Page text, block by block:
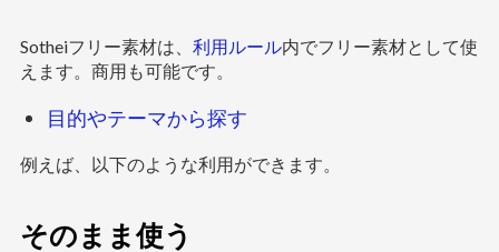
Sotheiフリー素材は、 利用ルール内でフリー素材として使
えます。商用も可能です。
目的やテーマから探す
例えば、以下のような利用ができます。
そのまま使う